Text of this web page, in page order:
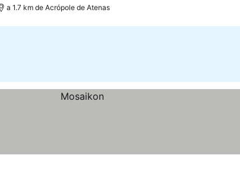
a 1.7 km de Acrópole de Atenas